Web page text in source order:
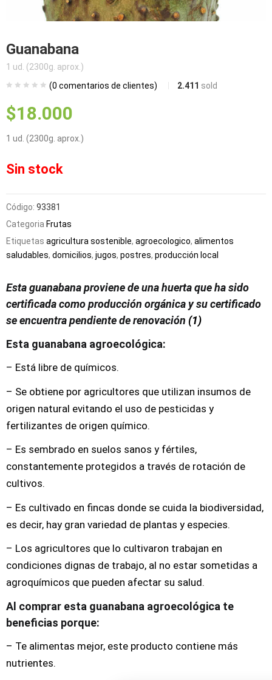
Guanabana
1 ud. (2300g. aprox.)
(0 comentarios de clientes) 2.411 sold
$18.000
1 ud. (2300g. aprox.)
Sin stock
Código: 93381
Categoria Frutas
Etiquetas agricultura sostenible, agroecologico, alimentos
saludables, domicilios, jugos, postres, producción local
Esta guanabana proviene de una huerta que ha sido
certificada como producción orgánicay su certificado
se encuentra pendiente de renovación (1)
Esta guanabana agroecológica:
– Está libre de químicos.
– Se obtiene por agricultores que utilizan insumos de
origen natural evitando el uso de pesticidas y
fertilizantes de origen químico.
– Es sembrado en suelos sanos y fértiles,
constantemente protegidos a través de rotación de
cultivos.
– Es cultivado en fincas donde se cuida la biodiversidad,
es decir, hay gran variedad de plantas y especies.
– Los agricultores que lo cultivaron trabajan en
condiciones dignas de trabajo, al no estar sometidas a
agroquímicos que pueden afectar su salud.
Al comprar esta guanabana agroecológica te
beneficias porque:
– Te alimentas mejor, este producto contiene más
nutrientes.